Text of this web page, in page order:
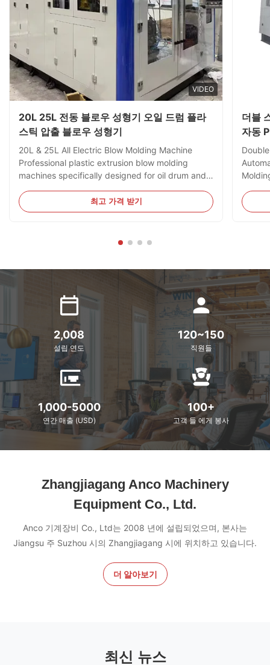
VIDEO
20L 25L 전동 블로우 성형기 오일 드럼 플라
스틱 압출 블로우 성형기
20L & 25L All Electric Blow Molding Machine
Professional plastic extrusion blow molding
machines specifically designed for oil drum and
HDPE and PC materials. Technical Specifications
Specification Value Voltage 380V Clamping Force
최고 가격 받기
더블
자동
2,008
설립 연도
120~150
직원들
1,000-5000
연간 매출 (USD)
100+
고객 들 에게 봉사
Zhangjiagang Anco Machinery
Equipment Co., Ltd.
Anco 기계장비 Co., Ltd는 2008 년에 설립되었으며, 본사는
Jiangsu 주 Suzhou 시의 Zhangjiagang 시에 위치하고 있습니다.
더 알아보기
최신 뉴스